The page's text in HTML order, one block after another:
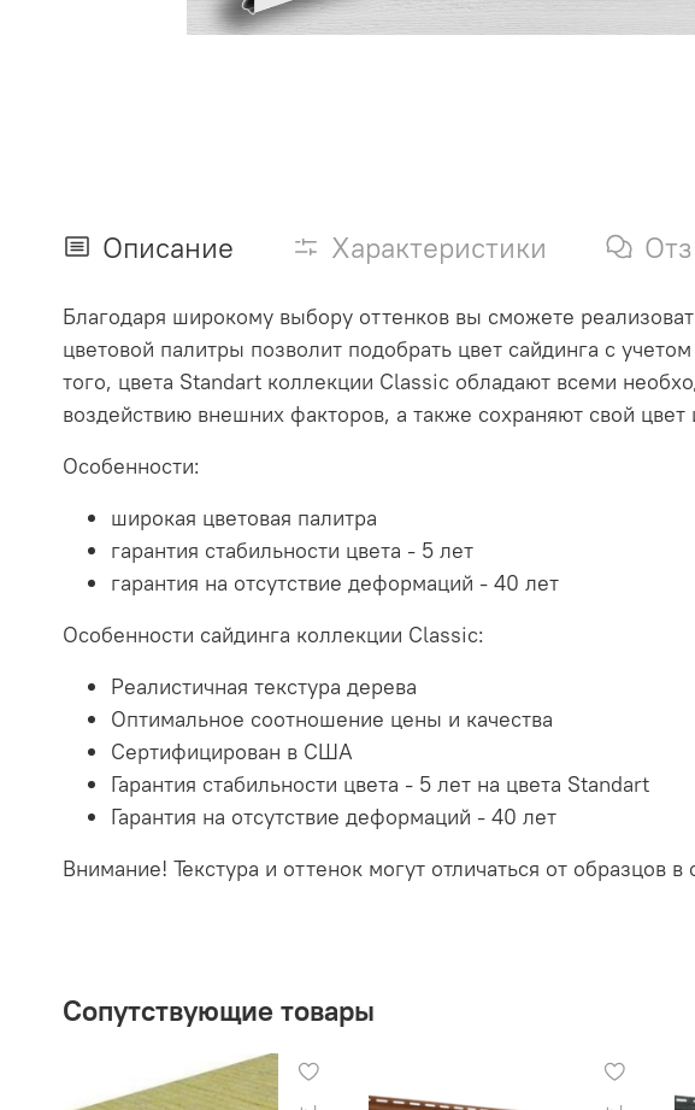
Описание Характеристики
Благодаря широкому выбору оттенков вы сможете
цветовой палитры позволит подобрать цвет сайдинга с
того, цвета Standart коллекции Classic обладают всеми
воздействию внешних факторов, а также сохраняют свой
Особенности:
широкая цветовая палитра
гарантия стабильности цвета - 5 лет
гарантия на отсутствие деформаций - 40 лет
Особенности сайдинга коллекции Classic:
Реалистичная текстура дерева
Оптимальное соотношение цены и качества
Сертифицирован в США
Гарантия стабильности цвета - 5 лет на цвета Standart
Гарантия на отсутствие деформаций - 40 лет
Внимание! Текстура и оттенок могут отличаться от образцов
Сопутствующие товары